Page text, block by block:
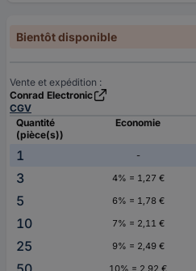
Bientôt disponible
Vente et expédition :
Conrad Electronic
CGV
Quantité
(pièce(s))
Economie
1 -
3
4% = 1,27 €
5
6% = 1,78 €
10
7% = 2,11 €
25
9% = 2,49 €